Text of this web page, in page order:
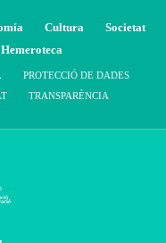
Cultura
Societat
Hemeroteca
PROTECCIÓ DE DADES
TRANSPARÈNCIA